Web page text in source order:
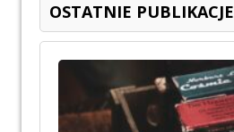
OSTATNIE PUBLIKACJE